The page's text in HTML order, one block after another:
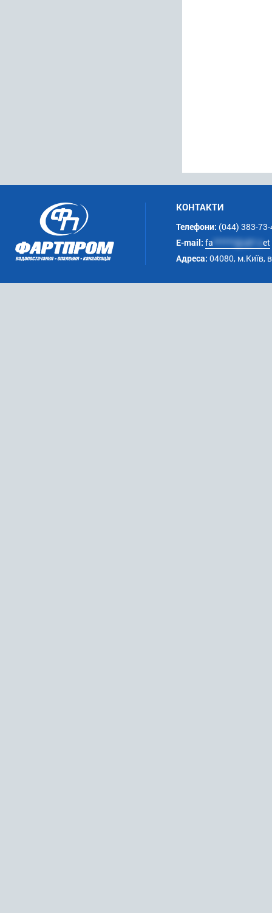
КОНТАКТИ
Телефони: (044) 383-
E-mail: fa ******@uk*.net
Адреса: 04080, м.Київ,